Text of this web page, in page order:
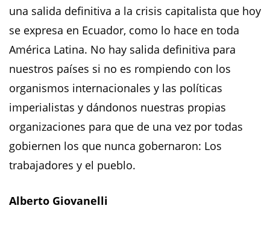
una salida definitiva a la crisis capitalista que hoy
se expresa en Ecuador, como lo hace en toda
América Latina. No hay salida definitiva para
nuestros países si no es rompiendo con los
organismos internacionales y las políticas
imperialistas y dándonos nuestras propias
organizaciones para que de una vez por todas
gobiernen los que nunca gobernaron: Los
trabajadores y el pueblo.
Alberto Giovanelli